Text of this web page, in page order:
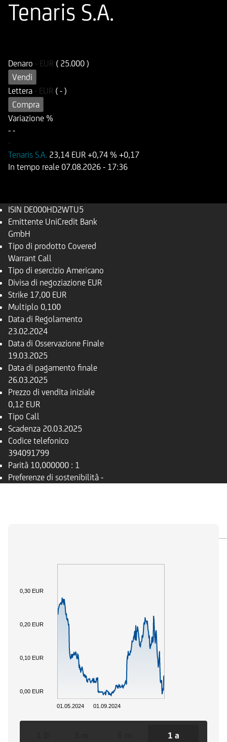
Tenaris S.A.
Denaro - EUR ( 25.000 )
Vendi
Lettera - EUR ( - )
Compra
Variazione %
- -
-
Tenaris S.A. 23,14 EUR +0,74 % +0,17
In tempo reale 07.08.2026 - 17:36
ISIN DE000HD2WTU5
Emittente UniCredit Bank
GmbH
Tipo di prodotto Covered
Warrant Call
Tipo di esercizio Americano
Divisa di negoziazione EUR
Strike 17,00 EUR
Multiplo 0,100
Data di Regolamento
23.02.2024
Data di Osservazione Finale
19.03.2025
Data di pagamento finale
26.03.2025
Prezzo di vendita iniziale
0,12 EUR
Tipo Call
Scadenza 20.03.2025
Codice telefonico
394091799
Parità 10,000000 : 1
Preferenze di sostenibilità -
01.05.2024 01.09.2024
0,00 EUR
0,10 EUR
0,20 EUR
0,30 EUR
1 a